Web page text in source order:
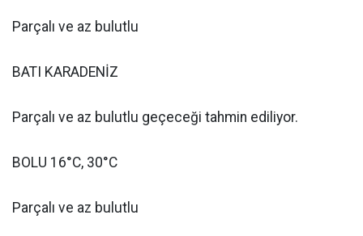
Parçalı ve az bulutlu
BATI KARADENİZ
Parçalı ve az bulutlu geçeceği tahmin ediliyor.
BOLU 16°C, 30°C
Parçalı ve az bulutlu